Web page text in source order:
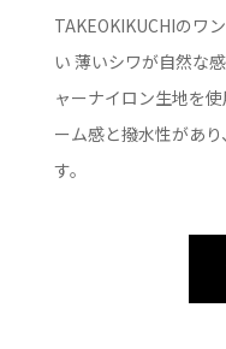
TAKEOKIKUCHIのワ
い 薄いシワが自然な
ャーナイロン生地を
ーム感と撥水性があ
す。